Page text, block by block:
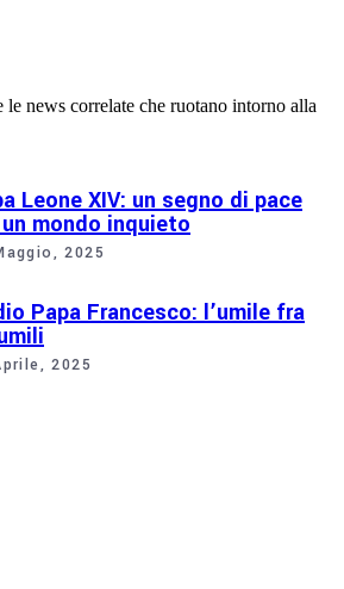
news correlate che ruotano intorno alla
Leone XIV: un segno di pace
mondo inquieto
2025
Papa Francesco: l’umile fra
2025